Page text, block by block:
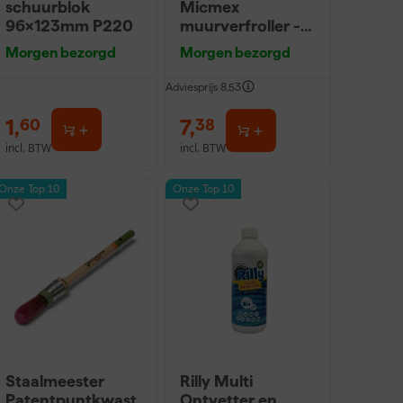
schuurblok
96x123mm P220
Morgen bezorgd
1,60
incl. BTW
Micmex
muurverfroller -
18cm
Morgen bezorgd
Adviesprijs 8,53
7,38
incl. BTW
Top 10
Staalmeester
Onze Top 10
Rilly Multi